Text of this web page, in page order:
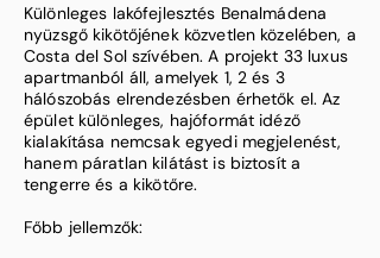
Különleges lakófejlesztés Benalmádena
nyüzsgő kikötőjének közvetlen közelében, a
Costa del Sol szívében. A projekt 33 luxus
apartmanból áll, amelyek 1, 2 és 3
hálószobás elrendezésben érhetők el. Az
épület különleges, hajóformát idéző
kialakítása nemcsak egyedi megjelenést,
hanem páratlan kilátást is biztosít a
tengerre és a kikötőre.
Főbb jellemzők: